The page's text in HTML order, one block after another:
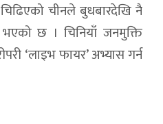
चीनले बुधबारदेखि नै
छ । चिनियाँ जनमुक्ति
‘लाइभ फायर’ अभ्यास गर्न